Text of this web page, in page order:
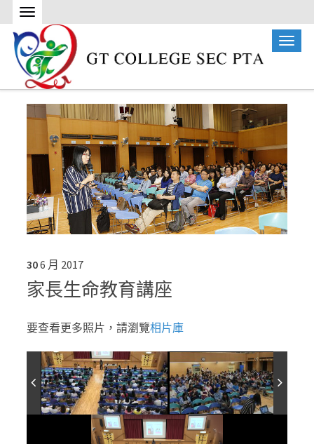
306 月 2017
家長生命教育講座
要查看更多照片，請瀏覽相片庫